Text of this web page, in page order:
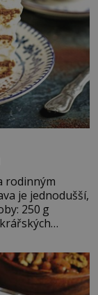
rodinným
je jednodušší,
g
Žloutky
do nich